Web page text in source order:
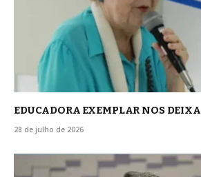
EDUCADORA EXEMPLAR NOS DEIXA
28 de julho de 2026